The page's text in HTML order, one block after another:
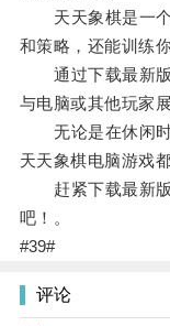
天天象棋是一个
和策略，还能训练
通过下载最新版
与电脑或其他玩家
无论是在休闲时
天天象棋电脑游戏
赶紧下载最新版
吧！。
#39#
评论